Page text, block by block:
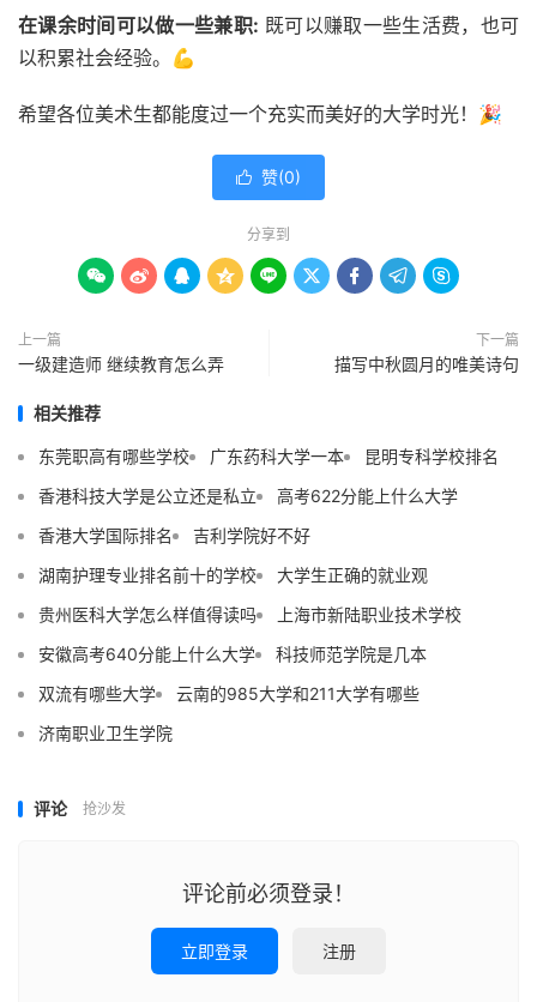
在课余时间可以做一些兼职: 既可以赚取一些生活费，也可
以积累社会经验。💪
希望各位美术生都能度过一个充实而美好的大学时光！🎉
 赞(0)
分享到
        
上一篇
一级建造师 继续教育怎么弄
下一篇
描写中秋圆月的唯美诗句
相关推荐
东莞职高有哪些学校 广东药科大学一本
昆明专科学校排名
香港科技大学是公立还是私立
高考622分能上什么大学
香港大学国际排名
吉利学院好不好
湖南护理专业排名前十的学校
大学生正确的就业观
贵州医科大学怎么样值得读吗
上海市新陆职业技术学校
安徽高考640分能上什么大学
科技师范学院是几本
双流有哪些大学
云南的985大学和211大学有哪些
济南职业卫生学院
评论 抢沙发
评论前必须登录！
立即登录 注册